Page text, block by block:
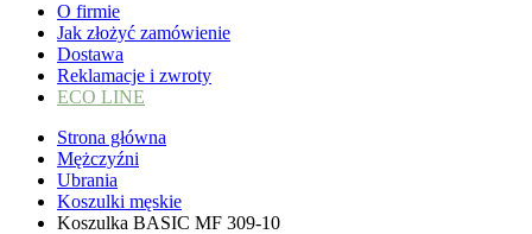
O firmie
Jak złożyć zamówienie
Dostawa
Reklamacje i zwroty
ECO LINE
Strona główna
Mężczyźni
Ubrania
Koszulki męskie
Koszulka BASIC MF 309-10